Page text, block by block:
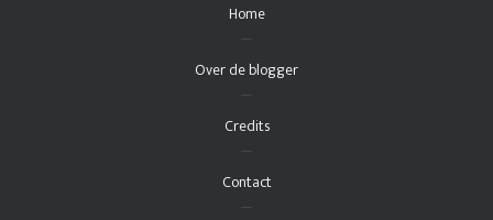
Home
Over de blogger
Credits
Contact